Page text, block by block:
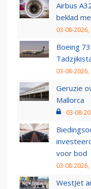
Airbus
beklad
03-08-2026,
Boeing
03-08-2026,
Geruzie
Mallorca
03-08-
voor bod
03-08-2026,
WestJet